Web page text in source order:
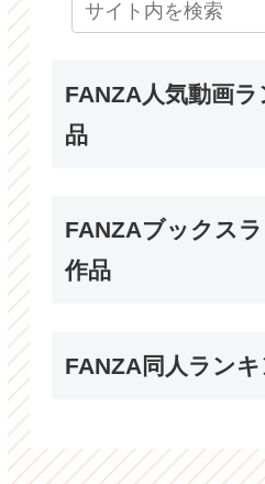
FANZA人気動画
品
FANZAブックス
作品
FANZA同人ラン